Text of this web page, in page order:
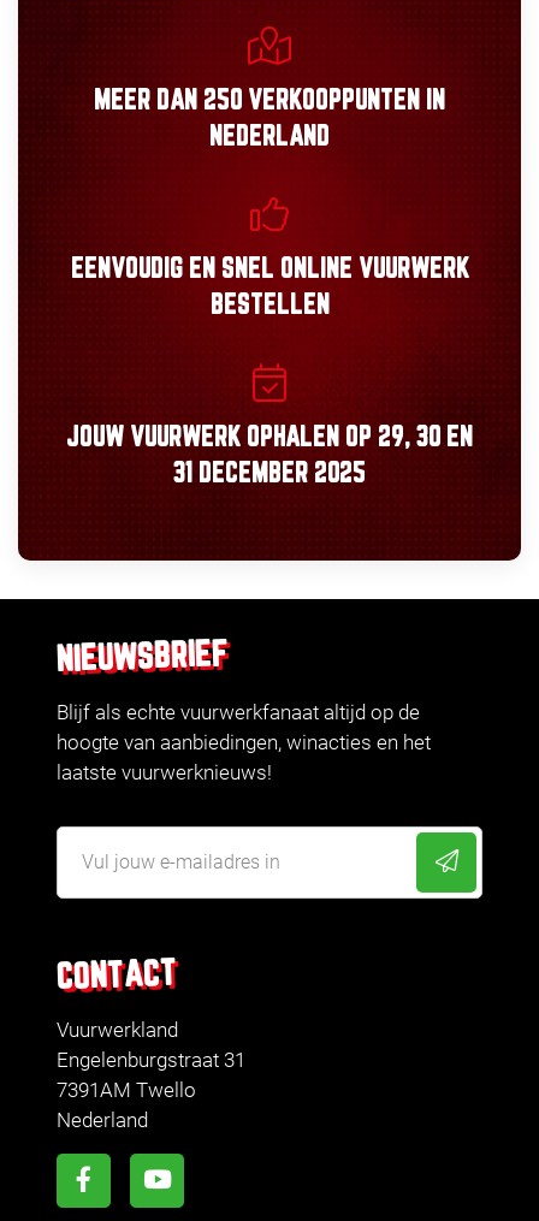
MEER DAN 250 VERKOOPPUNTEN
IN
NEDERLAND
EENVOUDIGEN SNEL ONLINE VUURWERK
BESTELLEN
JOUW VUURWERK OPHALEN OP 29, 30 EN
31 DECEMBER 2025
CONTACT
Vuurwerkland
Engelenburgstraat 31
7391AM Twello
Nederland
NIEUWSBRIEF
Blijf als echte vuurwerkfanaat altijd op de
hoogte van aanbiedingen, winacties en het
laatste vuurwerknieuws!